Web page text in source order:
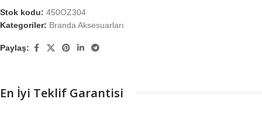
Stok kodu: 450OZ304
Kategoriler: Branda Aksesuarları
Paylaş:
En İyi Teklif Garantisi